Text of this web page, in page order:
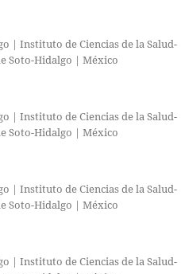
| Instituto de Ciencias de la Salud-
Soto-Hidalgo | México
| Instituto de Ciencias de la Salud-
Soto-Hidalgo | México
| Instituto de Ciencias de la Salud-
Soto-Hidalgo | México
| Instituto de Ciencias de la Salud-